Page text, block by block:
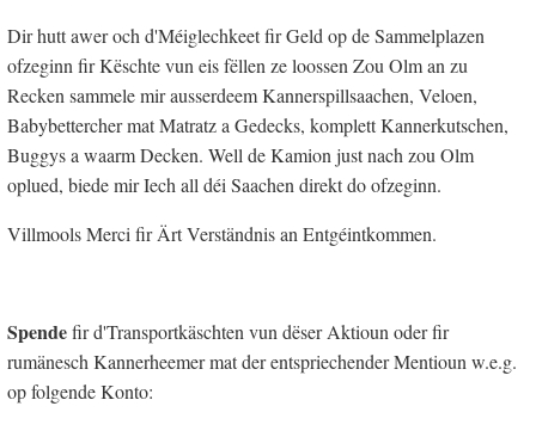
Dir hutt awer och d'Méiglechkeet fir Geld op de Sammelplazen
ofzeginn fir Këschte vun eis fëllen ze loossen Zou Olm an zu
Recken sammele mir ausserdeem Kannerspillsaachen, Veloen,
Babybettercher mat Matratz a Gedecks, komplett Kannerkutschen,
Buggys a waarm Decken. Well de Kamion just nach zou Olm
oplued, biede mir Iech all déi Saachen direkt do ofzeginn.
Villmools Merci fir Ärt Verständnis an Entgéintkommen.
Spendefir d'Transportkäschten vun dëser Aktioun oder fir
rumänesch Kannerheemer mat der entspriechender Mentioun w.e.g.
op folgende Konto: